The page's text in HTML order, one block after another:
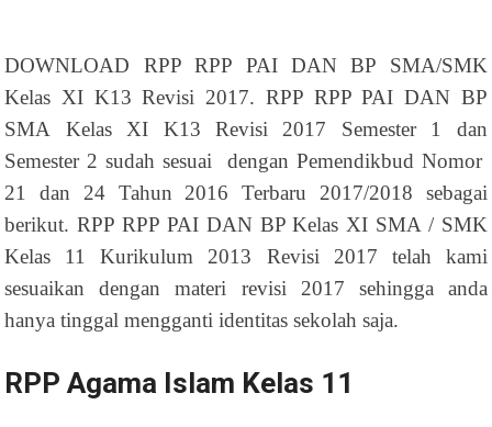
DOWNLOAD RPP RPP PAI DAN BP SMA/SMK
Kelas XI K13 Revisi 2017. RPP RPP PAI DAN BP
SMA Kelas XI K13 Revisi 2017 Semester 1 dan
Semester 2 sudah sesuai dengan Pemendikbud Nomor
21 dan 24 Tahun 2016 Terbaru 2017/2018 sebagai
berikut. RPP RPP PAI DAN BP Kelas XI SMA / SMK
Kelas 11 Kurikulum 2013 Revisi 2017 telah kami
sesuaikan dengan materi revisi 2017 sehingga anda
hanya tinggal mengganti identitas sekolah saja.
RPP Agama Islam Kelas 11